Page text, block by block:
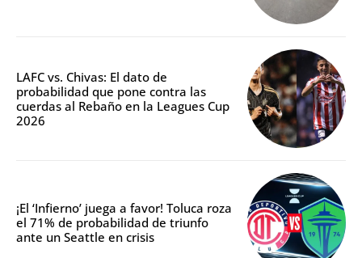
LAFC vs. Chivas: El dato de
probabilidad que pone contra las
cuerdas al Rebaño en la Leagues Cup
2026
¡El ‘Infierno’ juega a favor! Toluca roza
el 71% de probabilidad de triunfo
ante un Seattle en crisis